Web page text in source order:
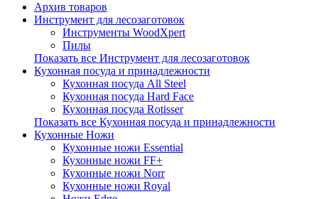
Архив товаров
Инструмент для лесозаготовок
Инструменты WoodXpert
Пилы
Показать все Инструмент для лесозаготовок
Кухонная посуда и принадлежности
Кухонная посуда All Steel
Кухонная посуда Hard Face
Кухонная посуда Rotisser
Показать все Кухонная посуда и принадлежности
Кухонные Ножи
Кухонные ножи Essential
Кухонные ножи FF+
Кухонные ножи Norr
Кухонные ножи Royal